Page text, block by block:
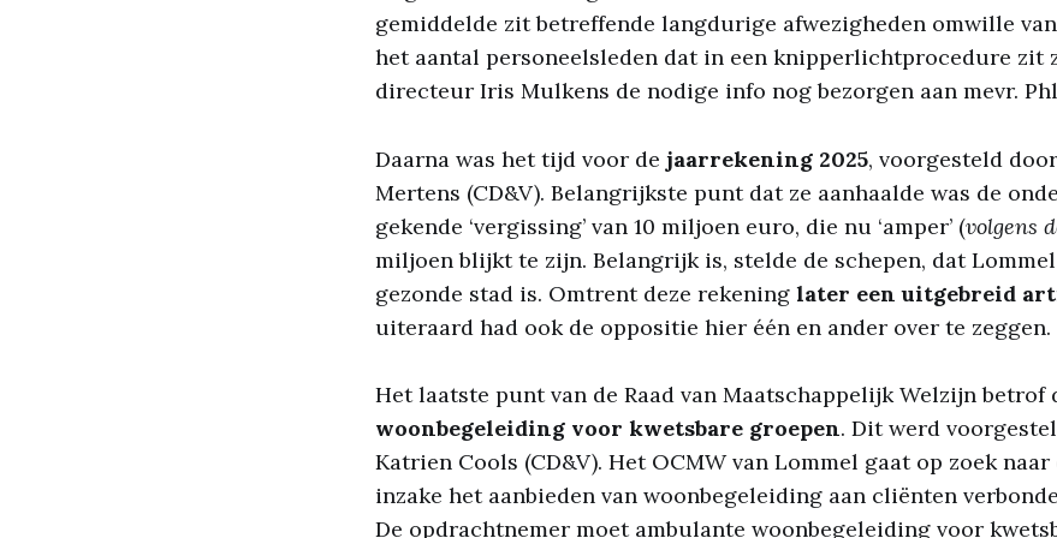
gemiddelde zit betreffende langdurige afwezigheden omwille
het aantal personeelsleden dat in een knipperlichtprocedure zit
directeur Iris Mulkens de nodige info nog bezorgen aan mevr.
Daarna was het tijd voor de jaarrekening 2025, voorgesteld
Mertens (CD&V). Belangrijkste punt dat ze aanhaalde was de
gekende ‘vergissing’ van 10 miljoen euro, die nu ‘amper’ (volgens
miljoen blijkt te zijn. Belangrijk is, stelde de schepen, dat
gezonde stad is. Omtrent deze rekening later een uitgebreid
uiteraard had ook de oppositie hier één en ander over te zeggen.
Het laatste punt van de Raad van Maatschappelijk Welzijn betrof
woonbegeleiding voor kwetsbare groepen. Dit werd
Katrien Cools (CD&V). Het OCMW van Lommel gaat op zoek
inzake het aanbieden van woonbegeleiding aan cliënten
De opdrachtnemer moet ambulante woonbegeleiding voor